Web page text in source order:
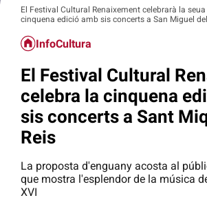
El Festival Cultural Renaixement celebrarà la seua
cinquena edició amb sis concerts a San Miguel
InfoCultura
El Festival Cultural
celebra la cinquena
sis concerts a Sant
Reis
La proposta d'enguany acosta al
que mostra l'esplendor de la música
XVI